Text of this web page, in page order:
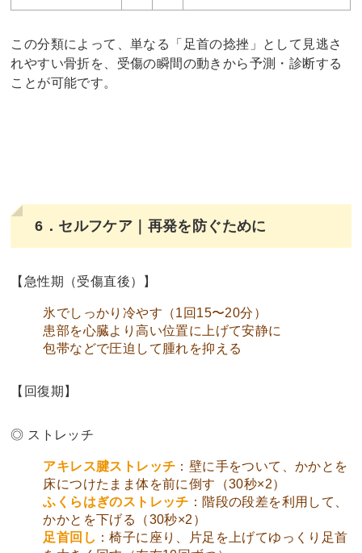
この分類によって、単なる「足首の捻挫」として見逃さ
れやすい骨折を、受傷の瞬間の動きから予測・診断する
ことが可能です。
6．セルフケア｜再発を防ぐために
【急性期（受傷直後）】
氷でしっかり冷やす（1回15〜20分）
患部を心臓より高い位置に上げて安静に
包帯などで圧迫して腫れを抑える
【回復期】
◎ ストレッチ
アキレス腱ストレッチ ：壁に手をついて、かかとを
床につけたまま体を前に倒す（30秒×2）
ふくらはぎのストレッチ ：階段の段差を利用して、
かかとを下げる（30秒×2）
足首回し ：椅子に座り、片足を上げてゆっくり足首